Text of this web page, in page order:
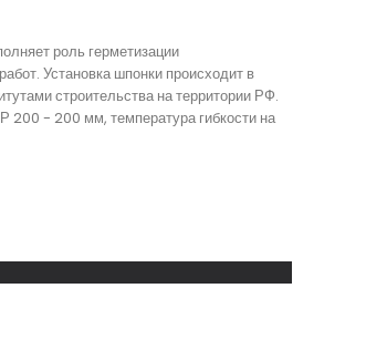
роль герметизации
Установка шпонки происходит в
строительства на территории РФ.
200 - 200 мм, температура гибкости на